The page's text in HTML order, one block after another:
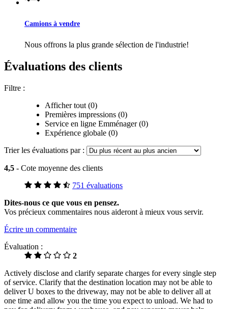
Camions à vendre
Nous offrons la plus grande sélection de l'industrie!
Évaluations des clients
Filtre :
Afficher tout (0)
Premières impressions (0)
Service en ligne Emménager (0)
Expérience globale (0)
Trier les évaluations par :
4,5 - Cote moyenne des clients
751 évaluations
Dites-nous ce que vous en pensez.
Vos précieux commentaires nous aideront à mieux vous servir.
Écrire un commentaire
Évaluation :
2
Actively disclose and clarify separate charges for every single step
of service. Clarify that the destination location may not be able to
deliver U boxes to the driveway, may not be able to deliver all at
one time and allow you the time you expect to unload. We had to